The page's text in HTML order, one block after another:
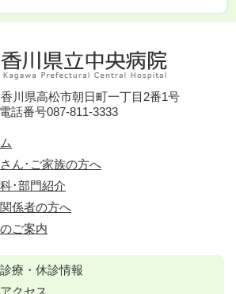
川県高松市朝日町一丁目2番1号
電話番号087-811-3333
ん･ご家族の方へ
･部門紹介
係者の方へ
ご案内
療・休診情報
クセス